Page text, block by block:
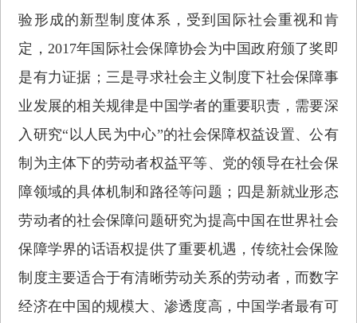
验形成的新型制度体系，受到国际社会重视和肯
定，2017年国际社会保障协会为中国政府颁了奖即
是有力证据；三是寻求社会主义制度下社会保障事
业发展的相关规律是中国学者的重要职责，需要深
入研究“以人民为中心”的社会保障权益设置、公有
制为主体下的劳动者权益平等、党的领导在社会保
障领域的具体机制和路径等问题；四是新就业形态
劳动者的社会保障问题研究为提高中国在世界社会
保障学界的话语权提供了重要机遇，传统社会保险
制度主要适合于有清晰劳动关系的劳动者，而数字
经济在中国的规模大、渗透度高，中国学者最有可